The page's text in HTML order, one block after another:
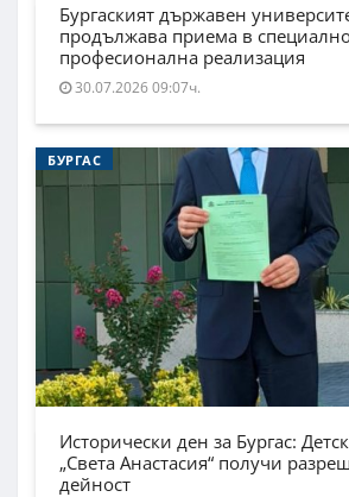
Бургаският държавен
продължава приема в
професионална реализация
30.07.2026 09:07ч.
БУРГАС
Исторически ден за Бургас:
„Света Анастасия“ получи
дейност